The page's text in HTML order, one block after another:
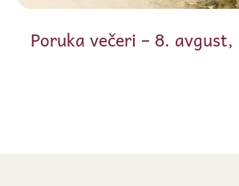
Poruka večeri – 8.